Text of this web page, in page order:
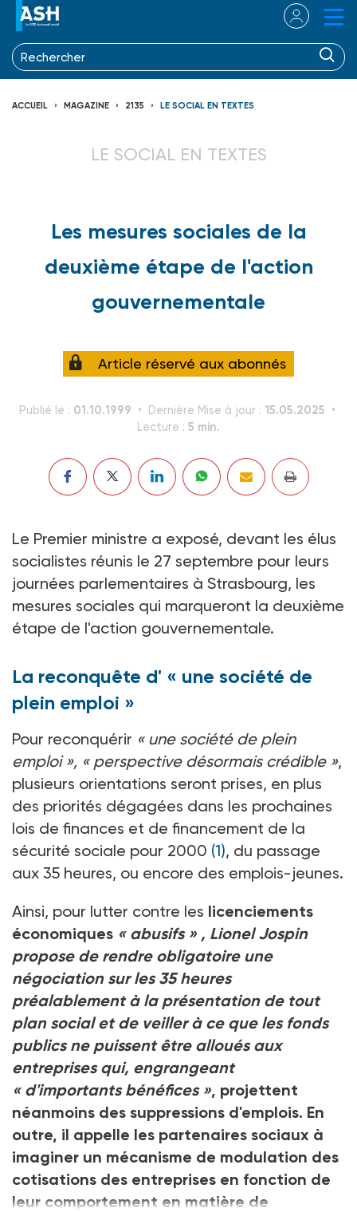
ACCUEIL MAGAZINE 2135 LE SOCIAL EN TEXTES
LE SOCIAL EN TEXTES
Les mesures sociales de la
deuxième étape de l'action
gouvernementale
Article réservé aux abonnés
Publié le : 01.10.1999 Dernière Mise à jour : 15.05.2025
Lecture : 5 min.
Le Premier ministre a exposé, devant les élus
socialistes réunis le 27 septembre pour leurs
journées parlementaires à Strasbourg, les
mesures sociales qui marqueront la deuxième
étape de l'action gouvernementale.
La reconquête d' « une société de
plein emploi »
Pour reconquérir « une société de plein
emploi », « perspective désormais crédible »,
plusieurs orientations seront prises, en plus
des priorités dégagées dans les prochaines
lois de finances et de financement de la
sécurité sociale pour 2000 (1), du passage
aux 35 heures, ou encore des emplois-jeunes.
Ainsi, pour lutter contre les licenciements
économiques « abusifs » , Lionel Jospin
propose de rendre obligatoire une
négociation sur les 35 heures
préalablement à la présentation de tout
plan social et de veiller à ce que les fonds
publics ne puissent être alloués aux
entreprises qui, engrangeant
« d'importants bénéfices », projettent
néanmoins des suppressions d'emplois. En
outre, il appelle les partenaires sociaux à
imaginer un mécanisme de modulation des
cotisations des entreprises en fonction de
leur comportement en matière de